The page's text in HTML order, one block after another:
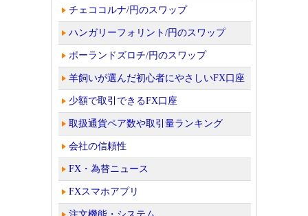
チェココルナ/円のスワップ
ハンガリーフォリント/円のスワップ
ポーランドズロチ/円のスワップ
羊飼いが選んだ初心者にやさしいFX口座
少額で取引できるFX口座
取扱通貨ペア数や取引量ランキング
会社の信頼性
FX・為替ニュース
FXスマホアプリ